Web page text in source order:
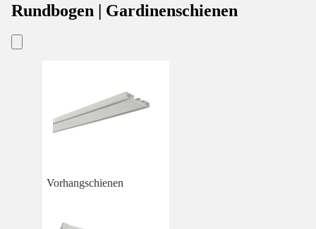
Rundbogen | Gardinenschienen
Vorhangschienen